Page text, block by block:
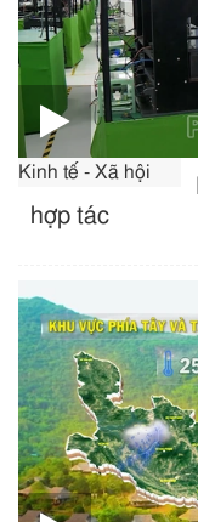
Kinh tế - Xã hội
hợp tác